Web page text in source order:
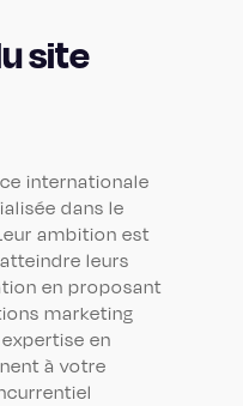
site
internationale
dans le
ambition est
leurs
en proposant
marketing
en
à votre